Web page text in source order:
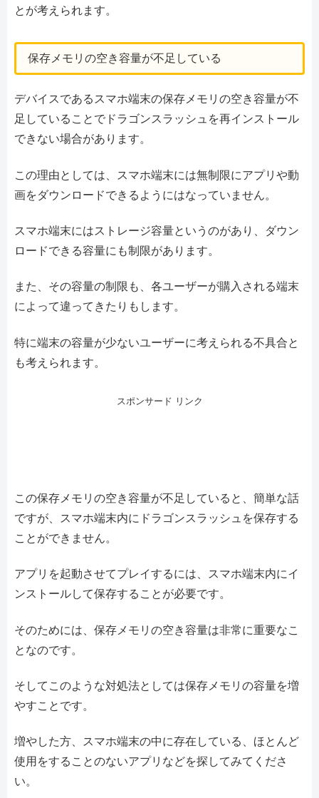
とが考えられます。
保存メモリの空き容量が不足している
デバイスであるスマホ端末の保存メモリの空き容量が不
足していることでドラゴンスラッシュを再インストール
できない場合があります。
この理由としては、スマホ端末には無制限にアプリや動
画をダウンロードできるようにはなっていません。
スマホ端末にはストレージ容量というのがあり、ダウン
ロードできる容量にも制限があります。
また、その容量の制限も、各ユーザーが購入される端末
によって違ってきたりもします。
特に端末の容量が少ないユーザーに考えられる不具合と
も考えられます。
スポンサード リンク
この保存メモリの空き容量が不足していると、簡単な話
ですが、スマホ端末内にドラゴンスラッシュを保存する
ことができません。
アプリを起動させてプレイするには、スマホ端末内にイ
ンストールして保存することが必要です。
そのためには、保存メモリの空き容量は非常に重要なこ
となのです。
そしてこのような対処法としては保存メモリの容量を増
やすことです。
増やした方、スマホ端末の中に存在している、ほとんど
使用をすることのないアプリなどを探してみてくださ
い。